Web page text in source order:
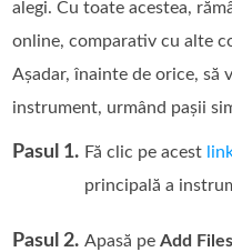
alegi. Cu toate acestea,
online, comparativ cu alte
Așadar, înainte de orice, să
instrument, urmând pașii
Pasul 1. Fă clic pe acest
principală a
Pasul 2. Apasă peAdd Files